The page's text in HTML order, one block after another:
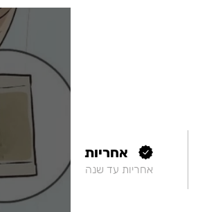
אחריות
אחריות עד שנה